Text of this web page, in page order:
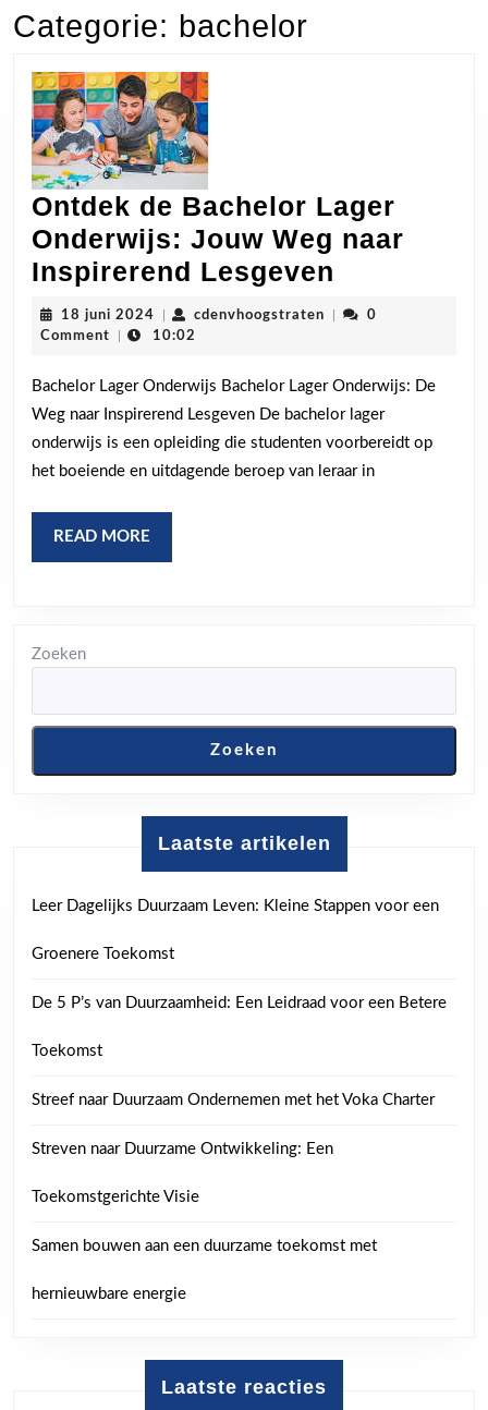
Categorie: bachelor
Ontdek de Bachelor Lager
Onderwijs: Jouw Weg naar
Inspirerend Lesgeven
de
Onderwijs:
Jouw
Weg
18 juni 2024 18
juni
cdenvhoogstraten cdenvhoogstraten
0
Comment
10:02
Bachelor Lager Onderwijs Bachelor Lager Onderwijs: De
Weg naar Inspirerend Lesgeven De bachelor lager
onderwijs is een opleiding die studenten voorbereidt op
het boeiende en uitdagende beroep van leraar in
READ MORE
MORE
Zoeken
Zoeken
Laatste artikelen
Leer Dagelijks Duurzaam Leven: Kleine Stappen voor een
Groenere Toekomst
De 5 P’s van Duurzaamheid: Een Leidraad voor een Betere
Toekomst
Streef naar Duurzaam Ondernemen met het Voka Charter
Streven naar Duurzame Ontwikkeling: Een
Toekomstgerichte Visie
Samen bouwen aan een duurzame toekomst met
hernieuwbare energie
Laatste reacties